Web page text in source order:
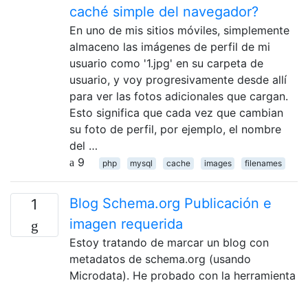
caché simple del navegador?
En uno de mis sitios móviles, simplemente
almaceno las imágenes de perfil de mi
usuario como '1.jpg' en su carpeta de
usuario, y voy progresivamente desde allí
para ver las fotos adicionales que cargan.
Esto significa que cada vez que cambian
su foto de perfil, por ejemplo, el nombre
del …
9
php mysql cache images filenames
1
Blog Schema.org Publicación e
imagen requerida
Estoy tratando de marcar un blog con
metadatos de schema.org (usando
Microdata). He probado con la herramienta